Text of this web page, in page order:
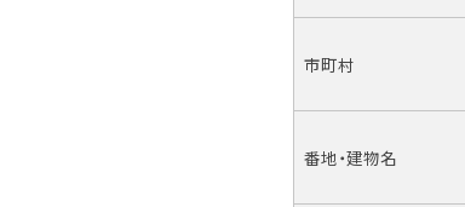
市町村
番地・建物名